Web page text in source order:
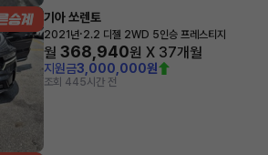
기아 쏘렌토
2021년·2.2 디젤 2WD 5인승 프레스티지
월 368,940원 X 37개월
지원금3,000,000원
조회 445시간 전